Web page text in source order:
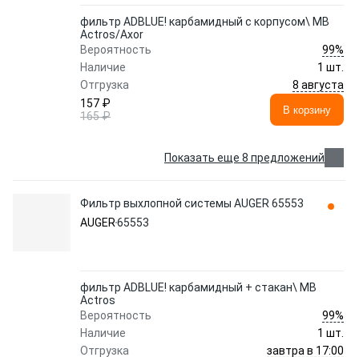
фильтр ADBLUE! карбамидный с корпусом\ MB
Actros/Axor
Вероятность
99%
Наличие
1 шт.
Отгрузка
8 августа
157 ₽
165 ₽
В корзину
Показать еще 8 предложений
Фильтр выхлопной системы AUGER 65553
AUGER65553
фильтр ADBLUE! карбамидный + стакан\ MB
Actros
Вероятность
99%
Наличие
1 шт.
Отгрузка
завтра в 17:00